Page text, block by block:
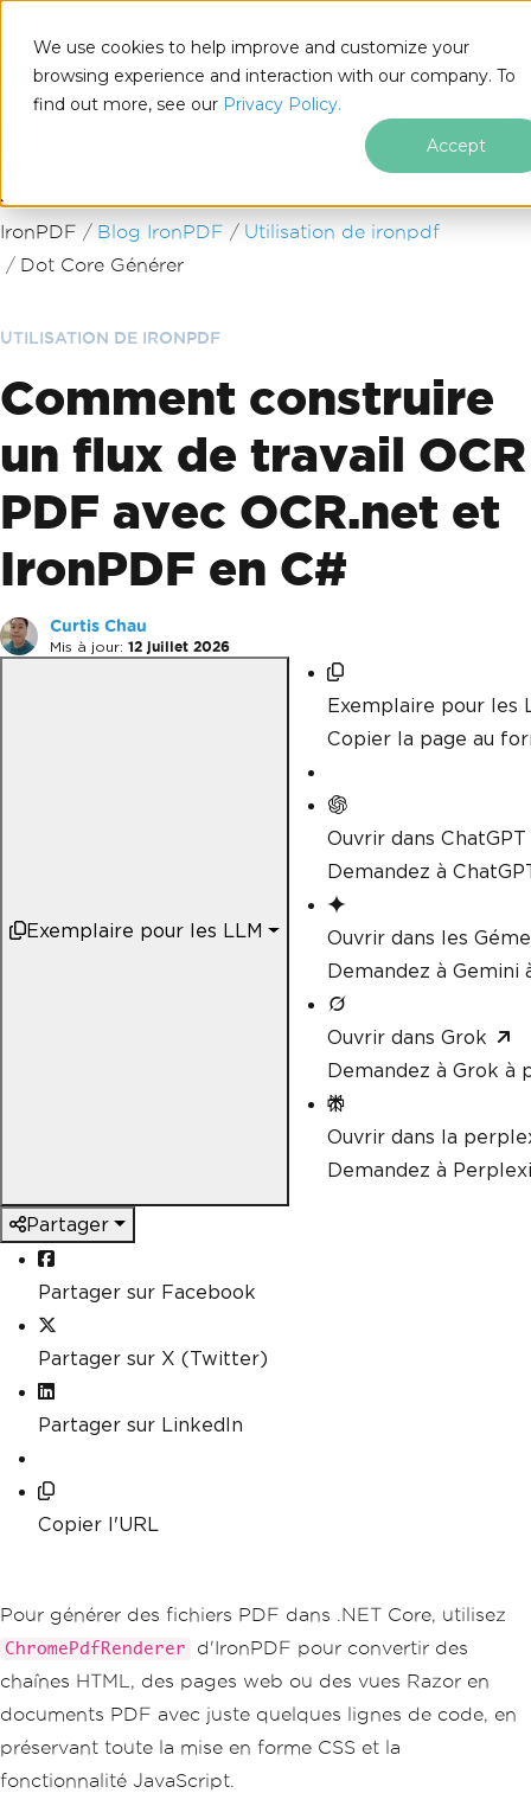
We use cookies to help improve and customize your
browsing experience and interaction with our company. To
find out more, see our Privacy Policy.
Accept
Passer au contenu du pied de page
IronPDF Blog IronPDF
Utilisation de ironpdf
Dot Core Générer
UTILISATION DE IRONPDF
Comment construire
un flux de travail OCR
PDF avec OCR.net et
IronPDF en C#
Curtis Chau
Mis à jour: 12 juillet 2026
Exemplaire pour les LLM
Exemplaire pour les
Copier la page au
Ouvrir dans ChatGPT
Demandez à
Ouvrir dans les
Demandez à
Ouvrir dans Grok
Demandez à Grok à
Ouvrir dans la
Demandez à
Partager
Partager sur Facebook
Partager sur X (Twitter)
Partager sur LinkedIn
Copier l'URL
Pour générer des fichiers PDF dans .NET Core, utilisez
ChromePdfRenderer
d'IronPDF pour convertir des
chaînes HTML, des pages web ou des vues Razor en
documents PDF avec juste quelques lignes de code, en
préservant toute la mise en forme CSS et la
fonctionnalité JavaScript.